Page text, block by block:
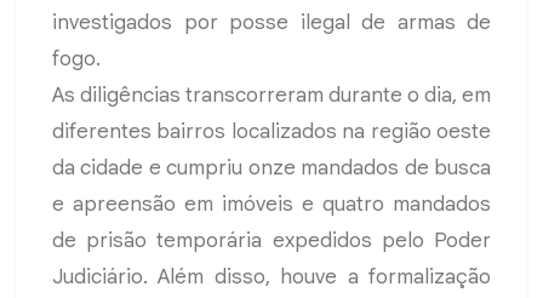
investigados por posse ilegal de armas de
fogo.
As diligências transcorreram durante o dia, em
diferentes bairros localizados na região oeste
da cidade e cumpriu onze mandados de busca
e apreensão em imóveis e quatro mandados
de prisão temporária expedidos pelo Poder
Judiciário. Além disso, houve a formalização